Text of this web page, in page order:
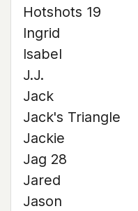
Hotshots 19
Ingrid
Isabel
J.J.
Jack
Jack's Triangle
Jackie
Jag 28
Jared
Jason